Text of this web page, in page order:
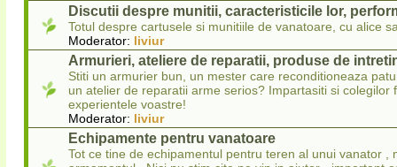
Discutii despre munitii, caracteristicile lor,
Totul despre cartusele si munitiile de vanatoare, cu alice
Moderator: liviur
Armurieri, ateliere de reparatii, produse de
Stiti un armurier bun, un mester care reconditioneaza
un atelier de reparatii arme serios? Impartasiti si colegilor
experientele voastre!
Moderator: liviur
Echipamente pentru vanatoare
Tot ce tine de echipamentul pentru teren al unui vanator ,